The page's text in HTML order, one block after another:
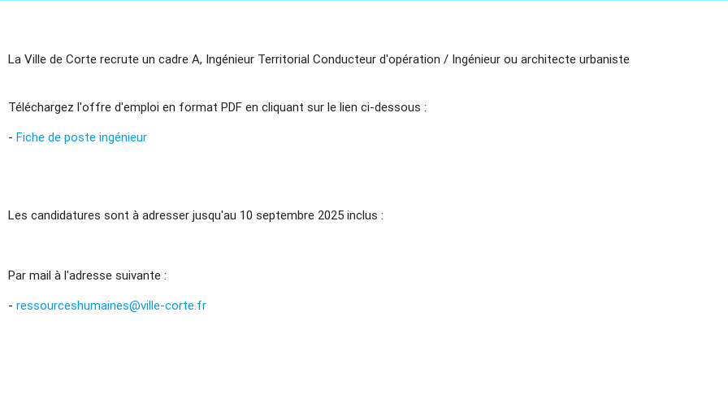
La Ville de Corte recrute un cadre A, Ingénieur Territorial Conducteur d'opération / Ingénieur ou architecte urbaniste
Téléchargez l'offre d'emploi en format PDF en cliquant sur le lien ci-dessous :
- Fiche de poste ingénieur
Les candidatures sont à adresser jusqu'au 10 septembre 2025 inclus :
Par mail à l'adresse suivante :
- ressourceshumaines@ville-corte.fr